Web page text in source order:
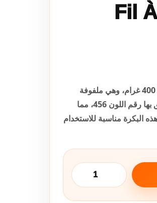
Fil
في الصورة تظهر بكرة خيط خياطة كبيرة بوزن يقارب 400 غرام، وهي ملفوفة
بخيط ذو لون رمادي داكن. يظهر على الملصق الملتصق بها رقم اللون 456، مما
البكرة مناسبة للاستخدام